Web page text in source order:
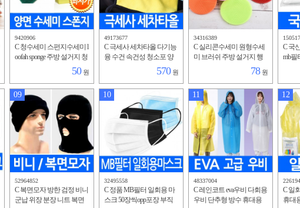
9420906
C 청수세미 스펀지수세미 l
oofah sponge 주방 설거지 청
소 홍보물 기념품 행주 녹
50 원
49173677
C 극세사 세차타올 다기능
융 수건 속건성 청소포 양
면 흡수성 우수 특수 타월
벨벳 두툼한행주 수건570 원
34316389
C 실리콘수세미 원형수세
미 브러쉬 주방 설거지 행
주 판촉 홍보 팬션수세미
78 원
C 국
mb필
09
52964852
C 복면모자 방한 검정 비니
군납 위장 분장 니트 복면
10
32495558
C 정품 MB필터 일회용 마
스크 50장씩opp포장 부직
11
48337004
C 레인코트 eva우비 다회용
우비 단추형 방수 휴대용
12
C 일
휴대